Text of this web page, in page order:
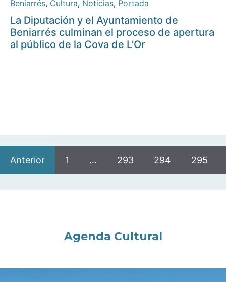
Beniarrés, Cultura, Noticias, Portada
La Diputación y el Ayuntamiento de
Beniarrés culminan el proceso de apertura
al público de la Cova de L’Or
Anterior 1 … 293 294 295
Agenda Cultural